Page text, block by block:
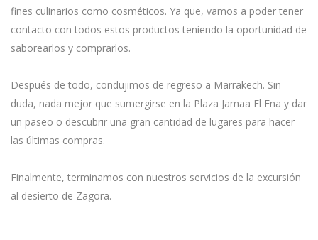
fines culinarios como cosméticos. Ya que, vamos a poder tener
contacto con todos estos productos teniendo la oportunidad de
saborearlos y comprarlos.
Después de todo, condujimos de regreso a Marrakech. Sin
duda, nada mejor que sumergirse en la Plaza Jamaa El Fna y dar
un paseo o descubrir una gran cantidad de lugares para hacer
las últimas compras.
Finalmente, terminamos con nuestros servicios de la excursión
al desierto de Zagora.